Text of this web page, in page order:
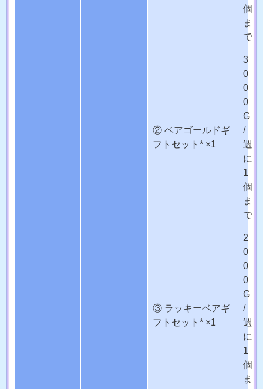
個
ま
で
② ベアゴールドギ
フトセット* ×1
3
0
0
0
G
/
週
に
1
個
ま
で
③ ラッキーベアギ
フトセット* ×1
2
0
0
0
G
/
週
に
1
個
ま